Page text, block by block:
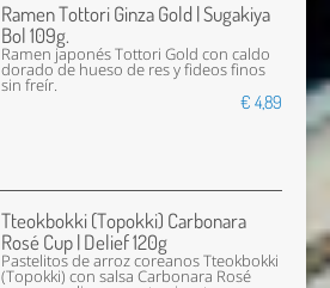
Ramen Tottori Ginza Gold | Sugakiya
Bol 109g.
Ramen japonés Tottori Gold con caldo
dorado de hueso de res y fideos finos
sin freír.
€ 4,89
Tteokbokki (Topokki) Carbonara
Rosé Cup | Delief 120g
Pastelitos de arroz coreanos Tteokbokki
(Topokki) con salsa Carbonara Rosé